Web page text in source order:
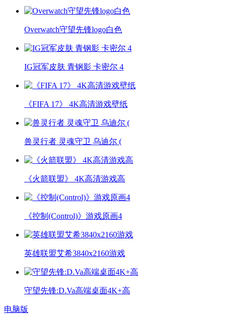
Overwatch守望先锋logo白色
IG冠军皮肤 青钢影 卡密尔 4
《FIFA 17》 4K高清游戏壁纸
兽灵行者 灵魂守卫 乌迪尔 (
《火箭联盟》 4K高清游戏高
《控制(Control)》游戏原画4
英雄联盟艾希3840x2160游戏
守望先锋:D.Va高端桌面4K+高
电脑版